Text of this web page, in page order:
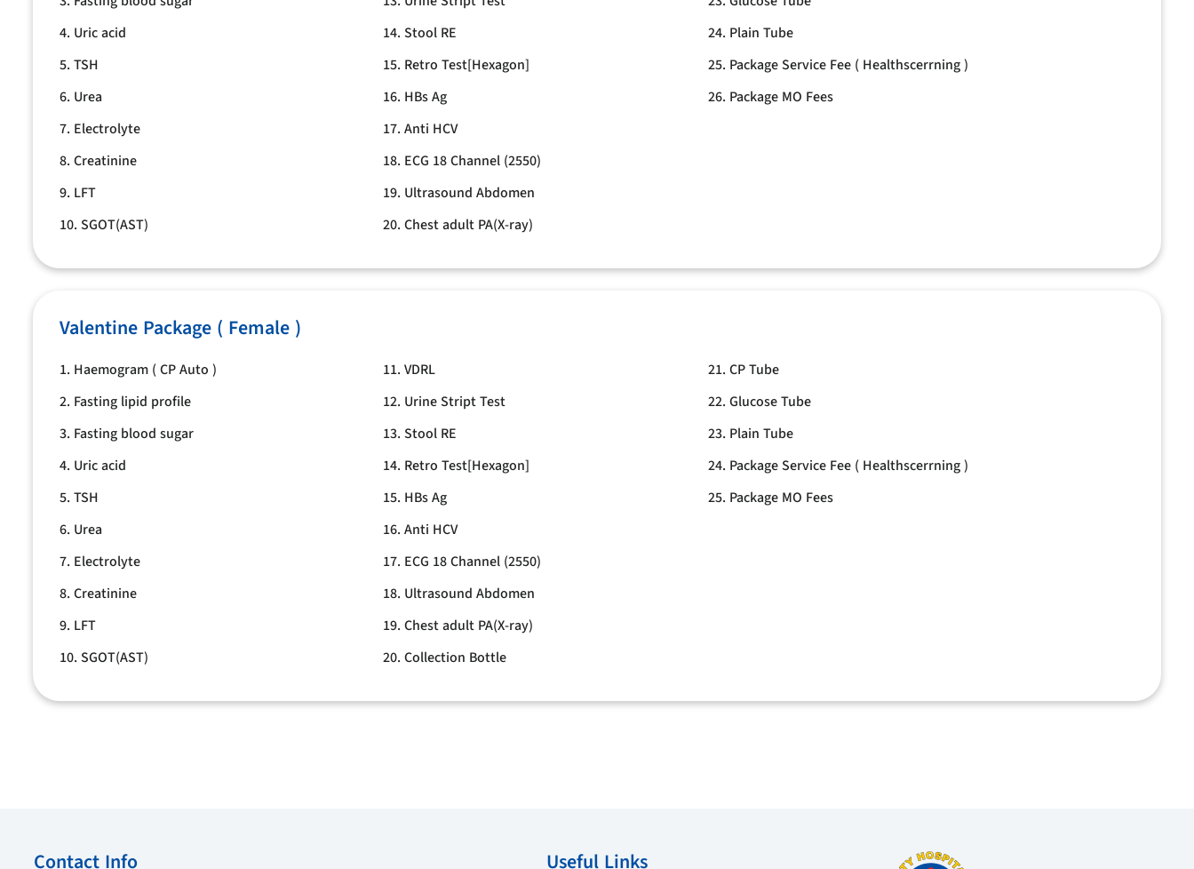
4. Uric acid
5. TSH
6. Urea
7. Electrolyte
8. Creatinine
9. LFT
10. SGOT(AST)
14. Stool RE
15. Retro Test[Hexagon]
16. HBs Ag
17. Anti HCV
18. ECG 18 Channel (2550)
19. Ultrasound Abdomen
20. Chest adult PA(X-ray)
24. Plain Tube
25. Package Service Fee ( Healthscerrning )
26. Package MO Fees
Valentine Package ( Female )
1. Haemogram ( CP Auto )
2. Fasting lipid profile
3. Fasting blood sugar
4. Uric acid
5. TSH
6. Urea
7. Electrolyte
8. Creatinine
9. LFT
10. SGOT(AST)
11. VDRL
12. Urine Stript Test
13. Stool RE
14. Retro Test[Hexagon]
15. HBs Ag
16. Anti HCV
17. ECG 18 Channel (2550)
18. Ultrasound Abdomen
19. Chest adult PA(X-ray)
20. Collection Bottle
21. CP Tube
22. Glucose Tube
23. Plain Tube
24. Package Service Fee ( Healthscerrning )
25. Package MO Fees
Contact Info Useful Links